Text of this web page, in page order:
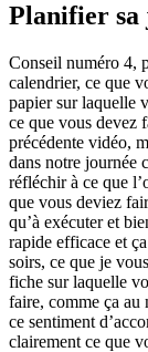
Planifier sa
Conseil numéro 4,
calendrier, ce que
papier sur laquelle
ce que vous devez
précédente vidéo,
dans notre journée
réfléchir à ce que
que vous deviez
qu’à exécuter et
rapide efficace et
soirs, ce que je
fiche sur laquelle
faire, comme ça au
ce sentiment
clairement ce que